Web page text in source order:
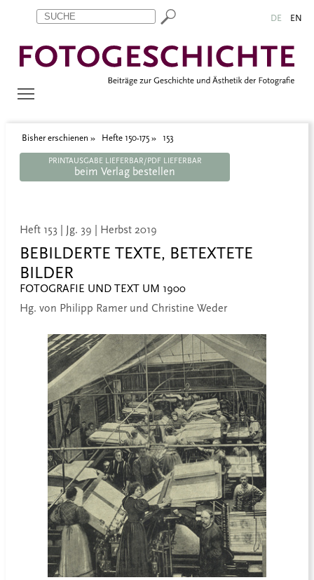
Zum Inhalt springen
Aktuelle Seite: 153 DE EN
Bisher erschienen Hefte 150-175 153
PRINTAUSGABE LIEFERBAR/PDF LIEFERBAR
beim Verlag bestellen
Heft 153 | Jg. 39 | Herbst 2019
BEBILDERTE TEXTE, BETEXTETE
BILDER
FOTOGRAFIE UND TEXT UM 1900
Hg. von Philipp Ramer und Christine Weder